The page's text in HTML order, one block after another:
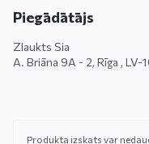
Piegādātājs
Zlaukts Sia
A. Briāna 9A - 2, Rīga , LV-
Produkta izskats var